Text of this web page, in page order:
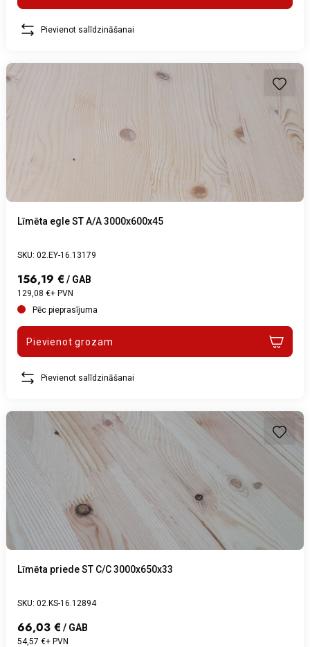
Pievienot salīdzināšanai
Līmēta egle ST A/A 3000x600x45
SKU: 02.EY-16.13179
156,19 € / GAB
129,08 €+ PVN
Pēc pieprasījuma
Pievienot grozam
Pievienot salīdzināšanai
Līmēta priede ST C/C 3000x650x33
SKU: 02.KS-16.12894
66,03 € / GAB
54,57 €+ PVN